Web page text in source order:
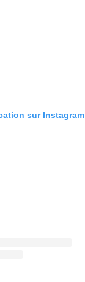
sur Instagram